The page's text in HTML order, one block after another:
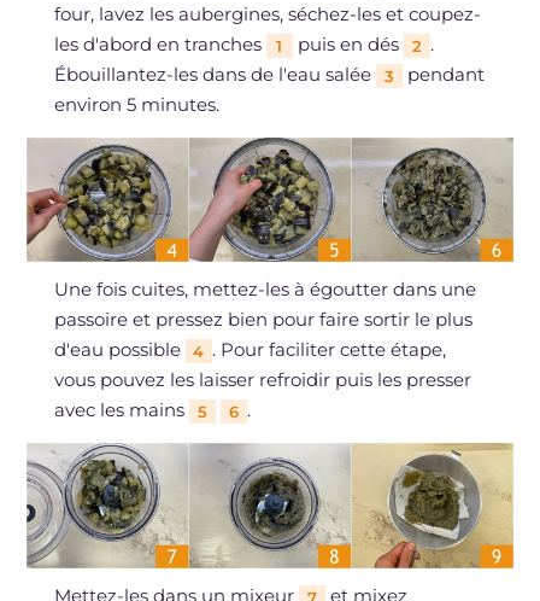
four, lavez les aubergines, séchez-les et coupez-
les d'abord en tranches
1 puis en dés 2 .
Ébouillantez-les dans de l'eau salée
3
pendant
environ 5 minutes.
Une fois cuites, mettez-les à égoutter dans une
passoire et pressez bien pour faire sortir le plus
d'eau possible
4 . Pour faciliter cette étape,
vous pouvez les laisser refroidir puis les presser
avec les mains
5 6 .
Mettez-les dans un mixeur et mixez